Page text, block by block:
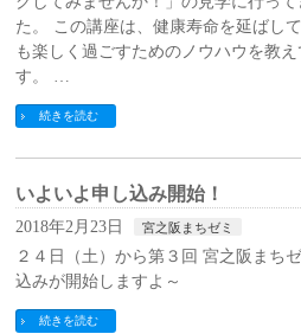
た。 この講座は、健康寿命を延ばし
も楽しく過ごすためのノウハウを教え
す。 …
続きを読む
いよいよ申し込み開始！
2018年2月23日 宮之阪まちゼミ
２４日（土）から第３回 宮之阪まち
込みが開始しますよ～
続きを読む